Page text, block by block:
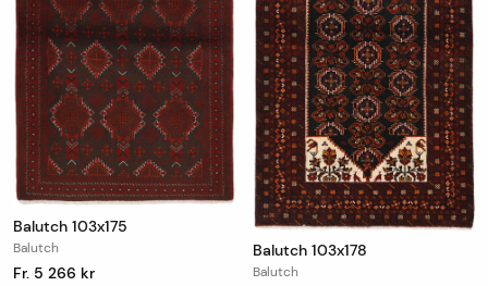
Balutch 103x175
Balutch
Fr. 5 266 kr
Balutch 103x178
Balutch